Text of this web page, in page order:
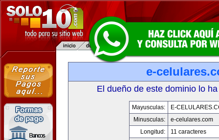
e-
El dueño de este dominio lo
Mayusculas:
E-
Minusculas:
e-celulares.com
Longitud:
11 caracteres